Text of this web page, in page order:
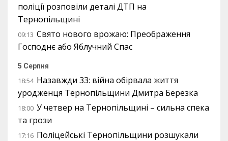
поліції розповіли деталі ДТП на
Тернопільщині
09:13 Свято нового врожаю: Преображення
Господнє або Яблучний Спас
5 Серпня
18:54 Назавжди 33: війна обірвала життя
уродженця Тернопільщини Дмитра Березка
18:00 У четвер на Тернопільщині – сильна спека
та грози
17:16 Поліцейські Тернопільщини розшукали